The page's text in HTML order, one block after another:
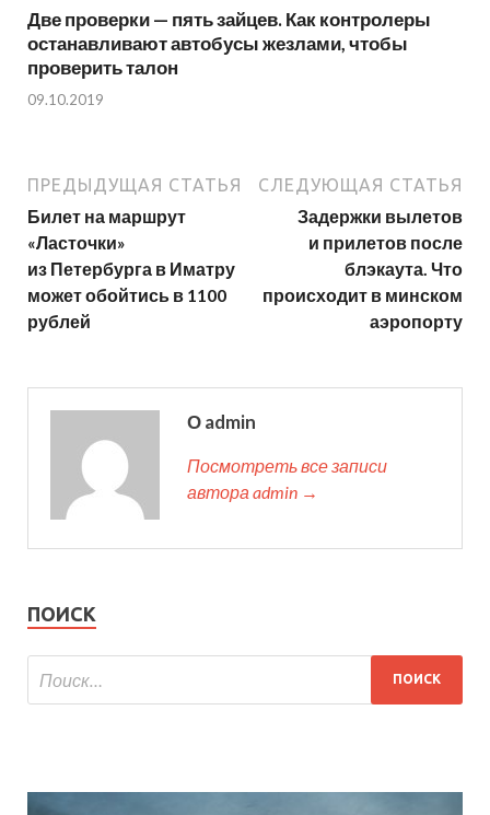
Две проверки — пять зайцев. Как контролеры
останавливают автобусы жезлами, чтобы
проверить талон
09.10.2019
ПРЕДЫДУЩАЯ СТАТЬЯ
Билет на маршрут
«Ласточки»
из Петербурга в Иматру
может обойтись в 1100
рублей
СЛЕДУЮЩАЯ СТАТЬЯ
Задержки вылетов
и прилетов после
блэкаута. Что
происходит в минском
аэропорту
О admin
Посмотреть все записи
автора admin →
ПОИСК